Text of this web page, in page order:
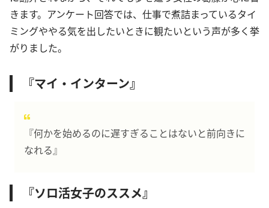
きます。アンケート回答では、仕事で煮詰まっているタイ
ミングややる気を出したいときに観たいという声が多く挙
がりました。
『マイ・インターン』
『何かを始めるのに遅すぎることはないと前向きに
なれる』
『ソロ活女子のススメ』